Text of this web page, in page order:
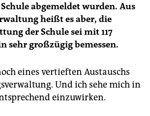
abgemeldet wurden. Aus
heißt es aber, die
der Schule sei mit 117
sehr großzügig bemessen.
eines vertieften Austauschs
Und ich sehe mich in
einzuwirken.